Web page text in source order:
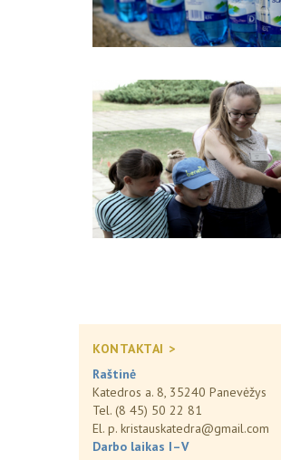
KONTAKTAI >
Raštinė
Katedros a. 8, 35240 Panevėžys
Tel. (8 45) 50 22 81
El. p. kristauskatedra@gmail.com
Darbo laikas I–V